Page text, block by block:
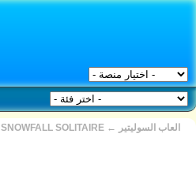
SNOWFALL SOLITAIRE ← العاب السوليتير